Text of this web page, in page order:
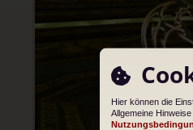
Hier können die
Allgemeine